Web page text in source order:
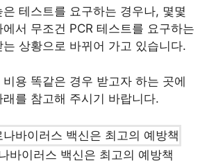
테스트를 요구하는 경우나, 몇몇
서 무조건 PCR 테스트를 요구하는
상황으로 바뀌어 가고 있습니다.
비용 똑같은 경우 받고자 하는 곳에
를 참고해 주시기 바랍니다.
바이러스 백신은 최고의 예방책